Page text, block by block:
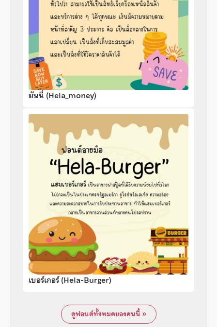
มันนี่ (Hela_money)
เบอร์เกอร์ (Hela-Burger)
ดูฟอนต์ทั้งหมดของคนนี้ »